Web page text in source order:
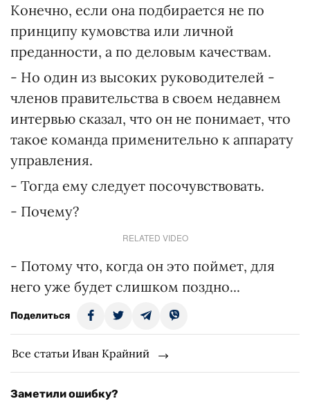
Конечно, если она подбирается не по
принципу кумовства или личной
преданности, а по деловым качествам.
- Но один из высоких руководителей -
членов правительства в своем недавнем
интервью сказал, что он не понимает, что
такое команда применительно к аппарату
управления.
- Тогда ему следует посочувствовать.
- Почему?
RELATED VIDEO
- Потому что, когда он это поймет, для
него уже будет слишком поздно...
Поделиться
Все статьи Иван Крайний
Заметили ошибку?